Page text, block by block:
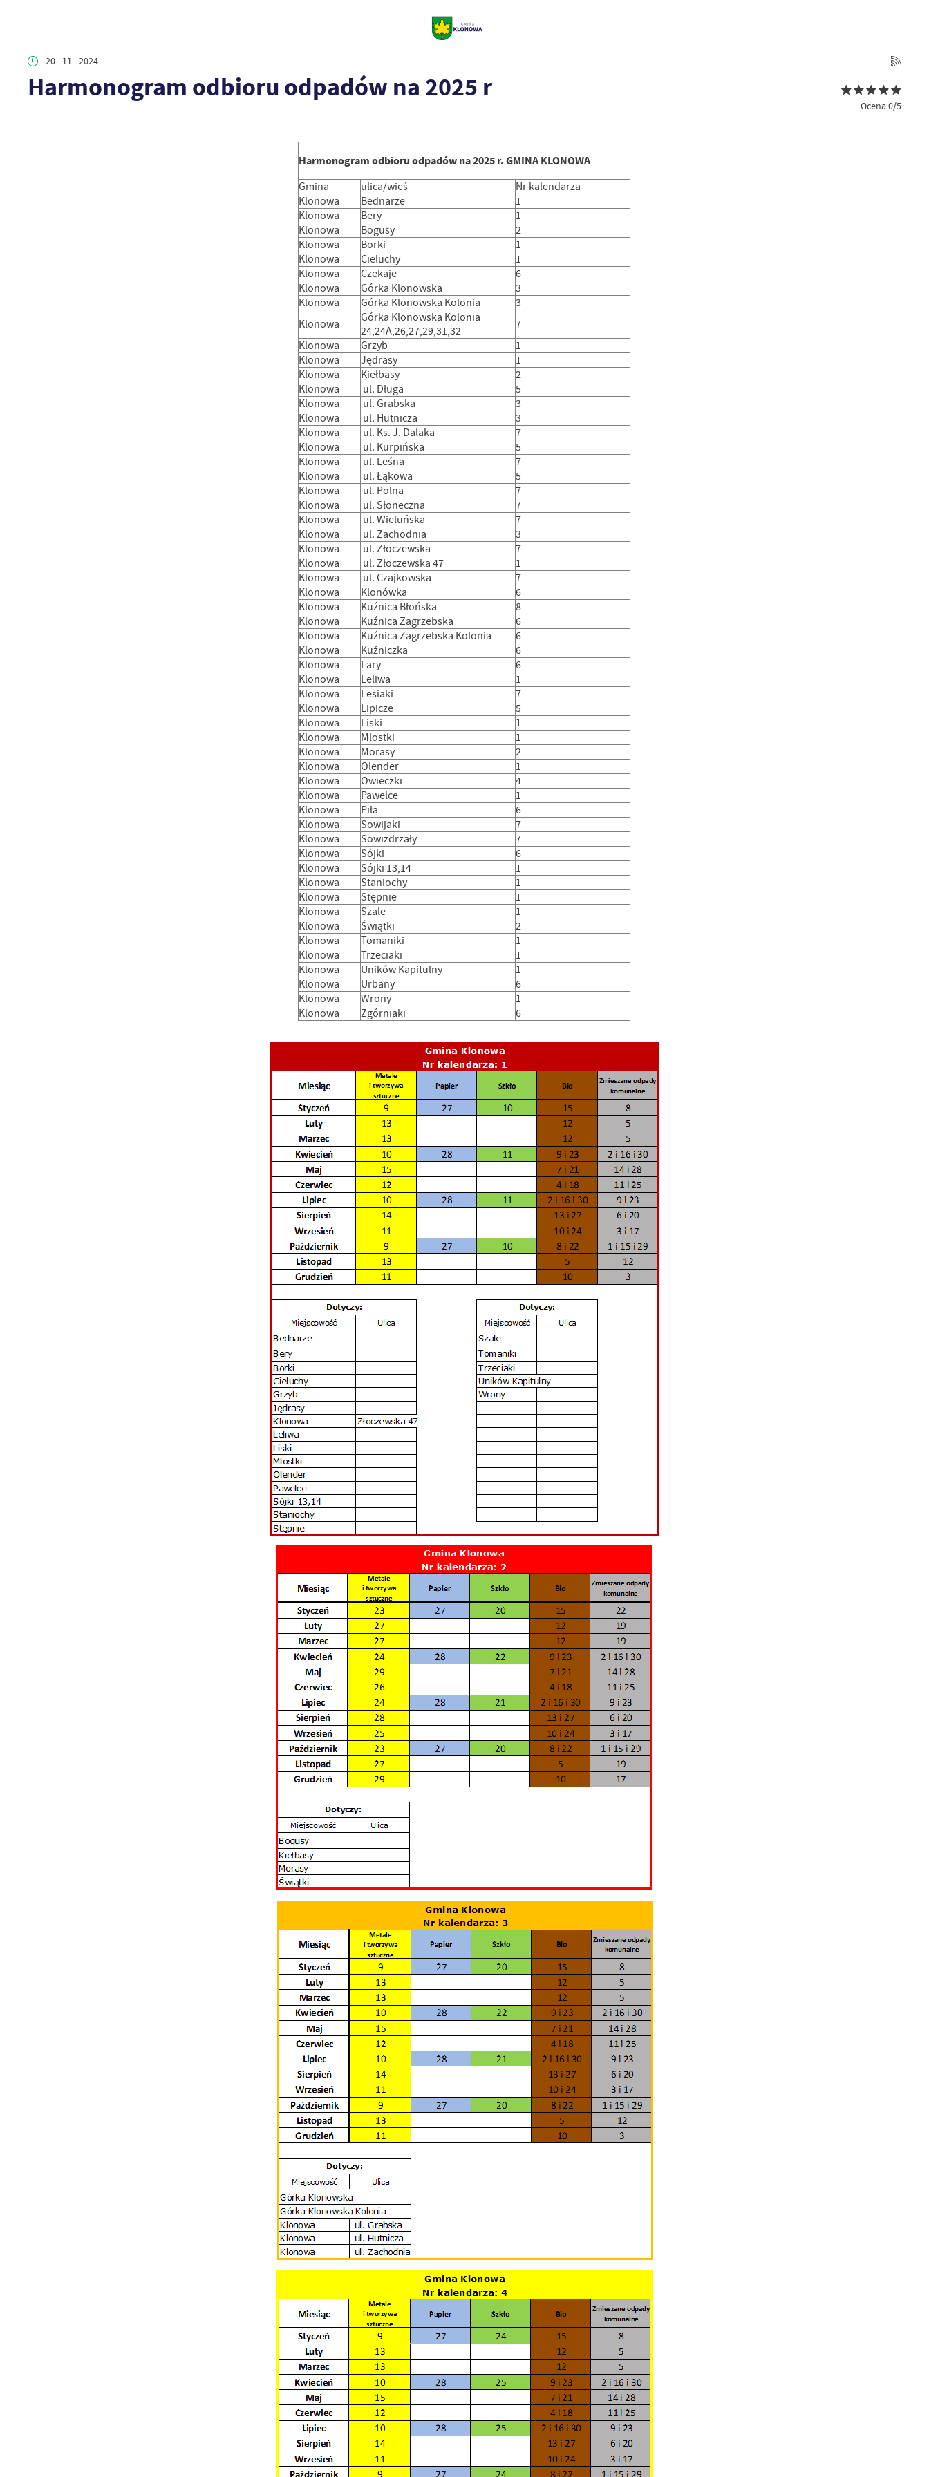
20 - 11 - 2024
Harmonogram odbioru odpadów na 2025 r
Ocena 0/5
Harmonogram odbioru odpadów na 2025 r. GMINA KLONOWA
Gmina ulica/wieś
Nr kalendarza
Klonowa
Bednarze
1
Klonowa
Bery
1
Klonowa
Bogusy
2
Klonowa
Borki
1
Klonowa
Cieluchy
1
Klonowa
Czekaje
6
Klonowa
Górka Klonowska
3
Klonowa
Górka Klonowska Kolonia
3
Klonowa
Górka Klonowska Kolonia
24,24A,26,27,29,31,32
7
Klonowa
Grzyb
1
Klonowa
Jędrasy
1
Klonowa
Kiełbasy
2
Klonowa
ul. Długa
5
Klonowa
ul. Grabska
3
Klonowa
ul. Hutnicza
3
Klonowa
ul. Ks. J. Dalaka
7
Klonowa
ul. Kurpińska
5
Klonowa
ul. Leśna
7
Klonowa
ul. Łąkowa
5
Klonowa
ul. Polna
7
Klonowa
ul. Słoneczna
7
Klonowa
ul. Wieluńska
7
Klonowa
ul. Zachodnia
3
Klonowa
ul. Złoczewska
7
Klonowa
ul. Złoczewska 47
1
Klonowa
ul. Czajkowska
7
Klonowa
Klonówka
6
Klonowa
Kuźnica Błońska
8
Klonowa
Kuźnica Zagrzebska
6
Klonowa
Kuźnica Zagrzebska Kolonia
6
Klonowa
Kuźniczka
6
Klonowa
Lary
6
Klonowa
Leliwa
1
Klonowa
Lesiaki
7
Klonowa
Lipicze
5
Klonowa
Liski
1
Klonowa
Mlostki
1
Klonowa
Morasy
2
Klonowa
Olender
1
Klonowa
Owieczki
4
Klonowa
Pawelce
1
Klonowa
Piła
6
Klonowa
Sowijaki
7
Klonowa
Sowizdrzały
7
Klonowa
Sójki
6
Klonowa
Sójki 13,14
1
Klonowa
Staniochy
1
Klonowa
Stępnie
1
Klonowa
Szale
1
Klonowa
Świątki
2
Klonowa
Tomaniki
1
Klonowa
Trzeciaki
1
Klonowa
Uników Kapitulny
1
Klonowa
Urbany
6
Klonowa
Wrony
1
Klonowa
Zgórniaki 6